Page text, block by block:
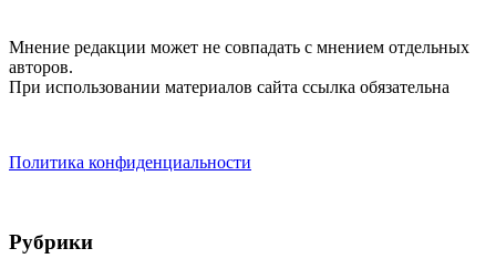
Мнение редакции может не совпадать с мнением отдельных
авторов.
При использовании материалов сайта ссылка обязательна
Политика конфиденциальности
Рубрики